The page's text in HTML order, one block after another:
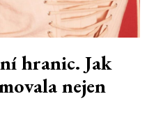
hranic. Jak
nejen